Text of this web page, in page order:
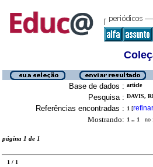
Base de dados : article
Pesquisa : DAVIS,
Referências encontradas : 1 [refinar
Mostrando: 1 .. 1 no
página 1 de 1
1 / 1